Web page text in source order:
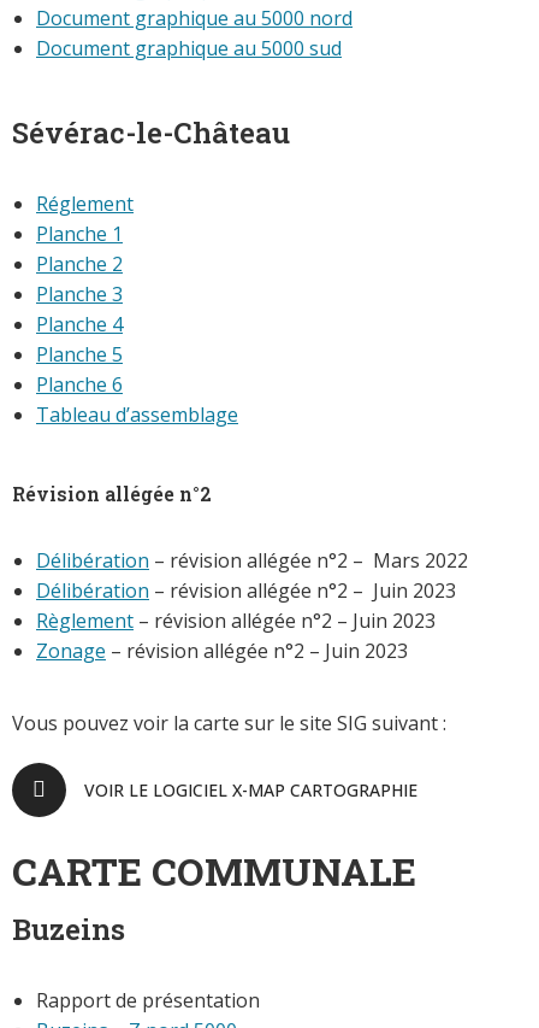
Document graphique au 5000 nord
Document graphique au 5000 sud
Sévérac-le-Château
Réglement
Planche 1
Planche 2
Planche 3
Planche 4
Planche 5
Planche 6
Tableau d’assemblage
Révision allégée n°2
Délibération – révision allégée n°2 – Mars 2022
Délibération – révision allégée n°2 – Juin 2023
Règlement – révision allégée n°2 – Juin 2023
Zonage – révision allégée n°2 – Juin 2023
Vous pouvez voir la carte sur le site SIG suivant :
VOIR LE LOGICIEL X-MAP CARTOGRAPHIE
CARTE COMMUNALE
Buzeins
Rapport de présentation